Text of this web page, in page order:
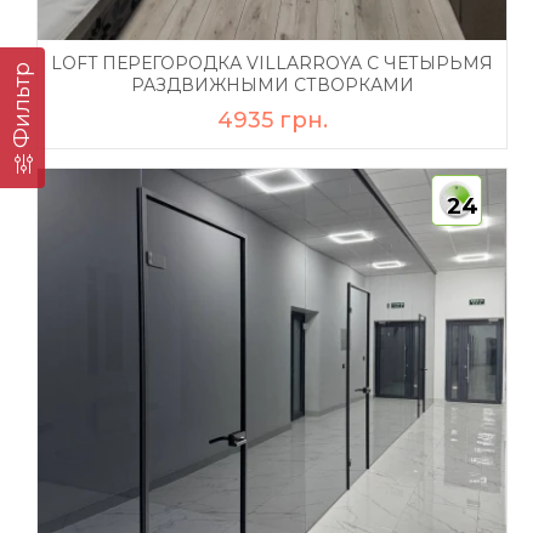
Фильтр
LOFT ПЕРЕГОРОДКА VILLARROYA С ЧЕТЫРЬМЯ
РАЗДВИЖНЫМИ СТВОРКАМИ
4935 грн.
24